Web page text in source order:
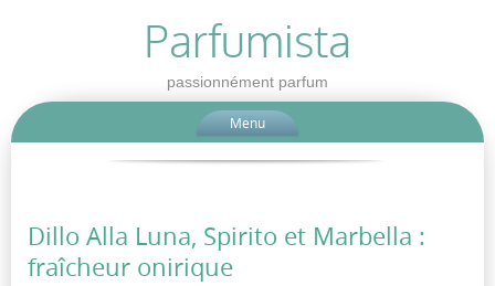
Parfumista
passionnément parfum
Menu
Dillo Alla Luna, Spirito et Marbella :
fraîcheur onirique